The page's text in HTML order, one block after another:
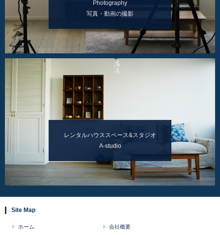
Photography
写真・動画の撮影
レンタルハウススペース&スタジオ
A-studio
Site Map
ホーム 会社概要